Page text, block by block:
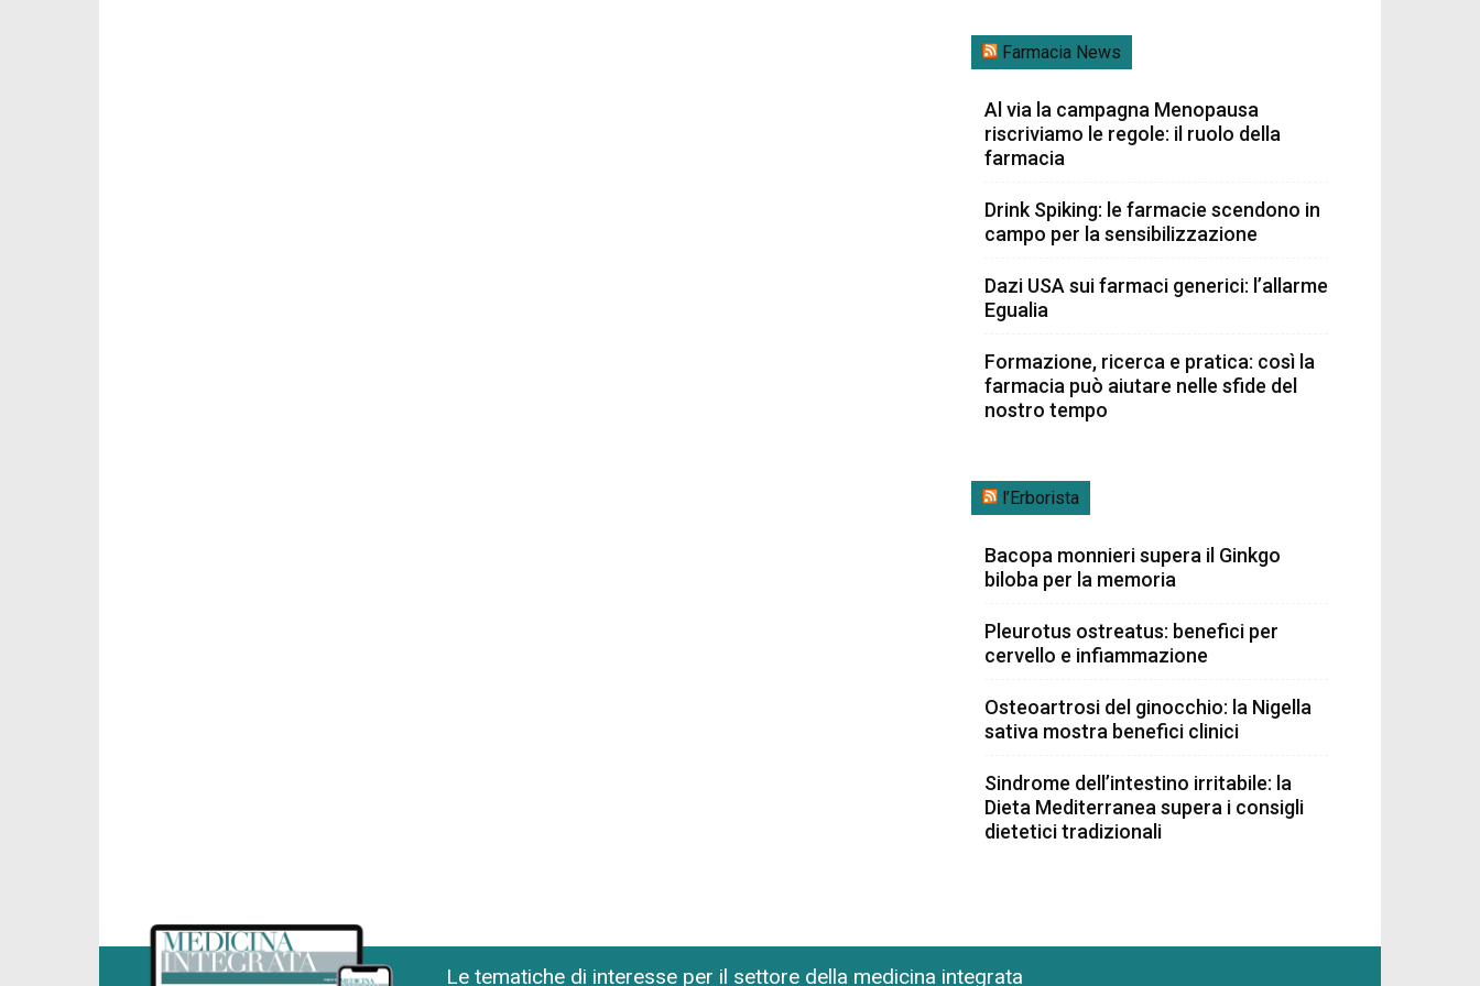
Farmacia News
Al via la campagna Menopausa
riscriviamo le regole: il ruolo della
farmacia
Drink Spiking: le farmacie scendono in
campo per la sensibilizzazione
Dazi USA sui farmaci generici: l’allarme
Egualia
Formazione, ricerca e pratica: così la
farmacia può aiutare nelle sfide del
nostro tempo
l’Erborista
Bacopa monnieri supera il Ginkgo
biloba per la memoria
Pleurotus ostreatus: benefici per
cervello e infiammazione
Osteoartrosi del ginocchio: la Nigella
sativa mostra benefici clinici
Sindrome dell’intestino irritabile: la
Dieta Mediterranea supera i consigli
dietetici tradizionali
Le tematiche di interesse per il settore della medicina integrata